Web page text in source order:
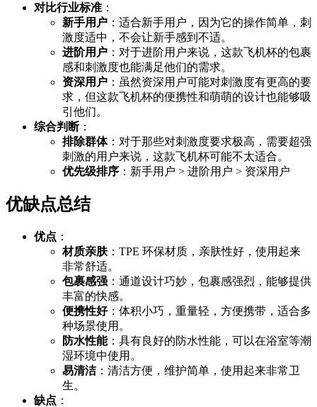
对比行业标准 ：
新手用户 ：适合新手用户，因为它的操作简单，刺
激度适中，不会让新手感到不适。
进阶用户 ：对于进阶用户来说，这款飞机杯的包裹
感和刺激度也能满足他们的需求。
资深用户 ：虽然资深用户可能对刺激度有更高的要
求，但这款飞机杯的便携性和萌萌的设计也能够吸
引他们。
综合判断：
排除群体：对于那些对刺激度要求极高，需要超强
刺激的用户来说，这款飞机杯可能不太适合。
优先级排序 ：新手用户 > 进阶用户 > 资深用户
优缺点总结
优点 ：
材质亲肤：TPE 环保材质，亲肤性好，使用起来
非常舒适。
包裹感强 ：通道设计巧妙，包裹感强烈，能够提供
丰富的快感。
便携性好：体积小巧，重量轻，方便携带，适合多
种场景使用。
防水性能：具有良好的防水性能，可以在浴室等潮
湿环境中使用。
易清洁：清洁方便，维护简单，使用起来非常卫
生。
缺点 ：